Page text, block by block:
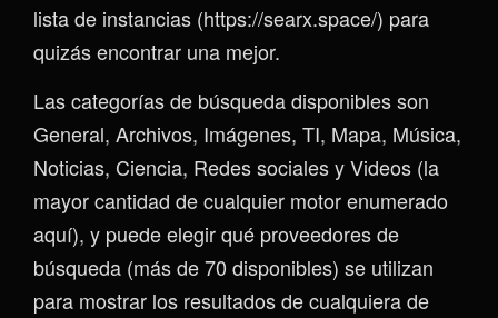
lista de instancias (https://searx.space/) para
quizás encontrar una mejor.
Las categorías de búsqueda disponibles son
General, Archivos, Imágenes, TI, Mapa, Música,
Noticias, Ciencia, Redes sociales y Videos (la
mayor cantidad de cualquier motor enumerado
aquí), y puede elegir qué proveedores de
búsqueda (más de 70 disponibles) se utilizan
para mostrar los resultados de cualquiera de